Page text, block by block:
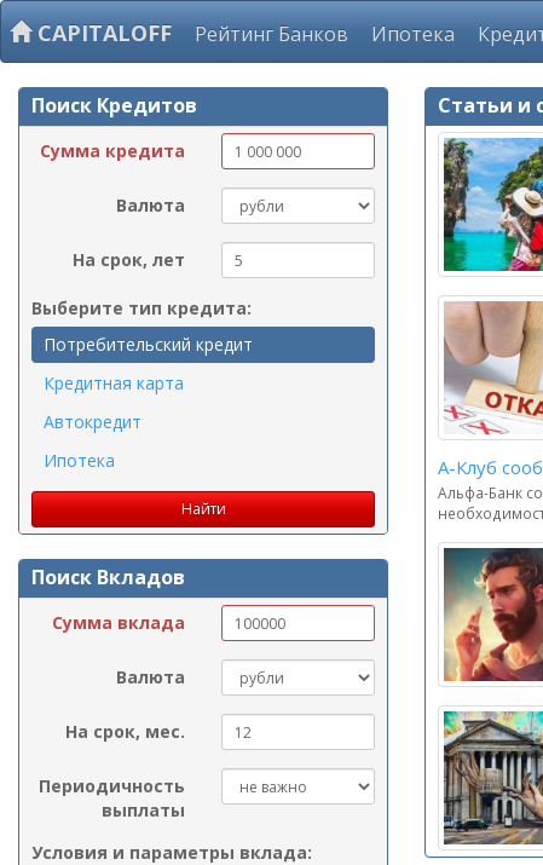
CAPITALOFF Рейтинг Банков Ипотека
Поиск Кредитов
Сумма кредита
Валюта
На срок, лет
Выберите тип кредита:
Потребительский кредит
Кредитная карта
Автокредит
Ипотека
Поиск Вкладов
Сумма вклада
Валюта
На срок, мес.
Периодичность
выплаты
Условия и параметры вклада:
Статьи и
А-Клуб
Альфа-Банк